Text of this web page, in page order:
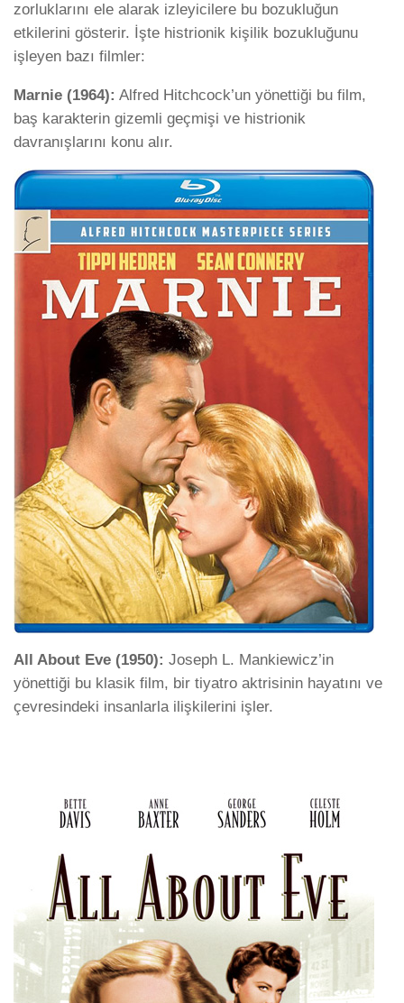
zorluklarını ele alarak izleyicilere bu bozukluğun
etkilerini gösterir. İşte histrionik kişilik bozukluğunu
işleyen bazı filmler:
Marnie (1964): Alfred Hitchcock’un yönettiği bu film,
baş karakterin gizemli geçmişi ve histrionik
davranışlarını konu alır.
All About Eve (1950): Joseph L. Mankiewicz’in
yönettiği bu klasik film, bir tiyatro aktrisinin hayatını ve
çevresindeki insanlarla ilişkilerini işler.